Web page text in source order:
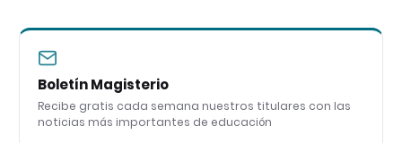
Boletín Magisterio
Recibe gratis cada semana nuestros titulares con las
noticias más importantes de educación